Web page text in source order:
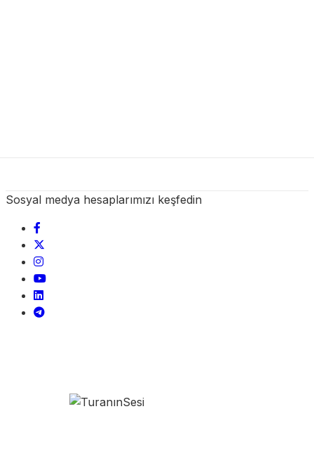
Sosyal medya hesaplarımızı keşfedin